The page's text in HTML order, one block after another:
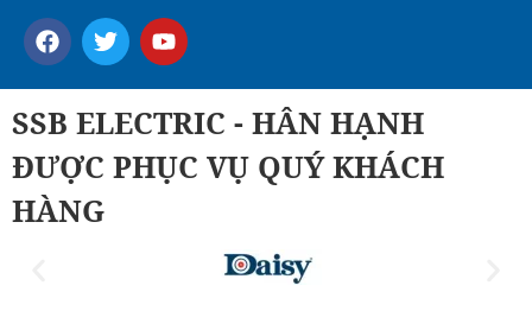
SSB ELECTRIC - HÂN HẠNH
ĐƯỢC PHỤC VỤ QUÝ KHÁCH
HÀNG